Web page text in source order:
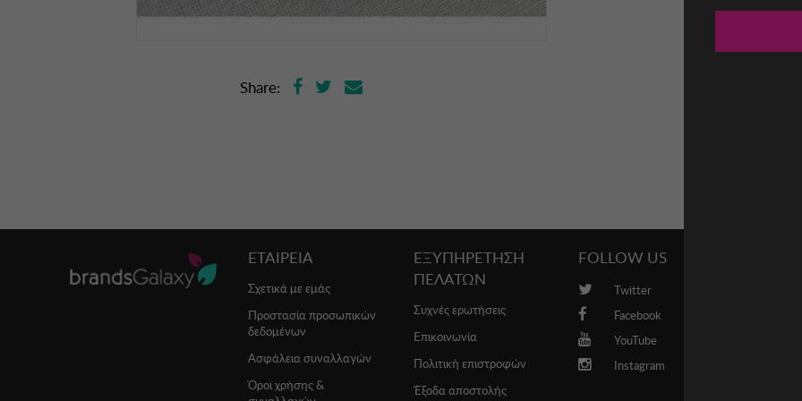
Share:
ΕΤΑΙΡΕΙΑ
Σχετικά με εμάς
Προστασία προσωπικών
δεδομένων
Ασφάλεια συναλλαγών
Όροι χρήσης &
ΕΞΥΠΗΡΕΤΗΣΗ
ΠΕΛΑΤΩΝ
Συχνές ερωτήσεις
Επικοινωνία
Πολιτική επιστροφών
Έξοδα αποστολής
FOLLOW US
Twitter
Facebook
YouTube
Instagram